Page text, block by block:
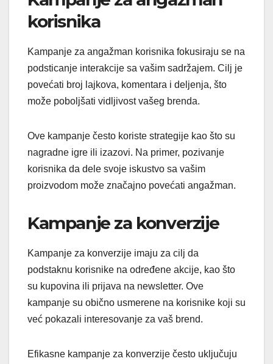
korisnika
Kampanje za angažman korisnika fokusiraju se na
podsticanje interakcije sa vašim sadržajem. Cilj je
povećati broj lajkova, komentara i deljenja, što
može poboljšati vidljivost vašeg brenda.
Ove kampanje često koriste strategije kao što su
nagradne igre ili izazovi. Na primer, pozivanje
korisnika da dele svoje iskustvo sa vašim
proizvodom može značajno povećati angažman.
Kampanje za konverzije
Kampanje za konverzije imaju za cilj da
podstaknu korisnike na određene akcije, kao što
su kupovina ili prijava na newsletter. Ove
kampanje su obično usmerene na korisnike koji su
već pokazali interesovanje za vaš brend.
Efikasne kampanje za konverzije često uključuju